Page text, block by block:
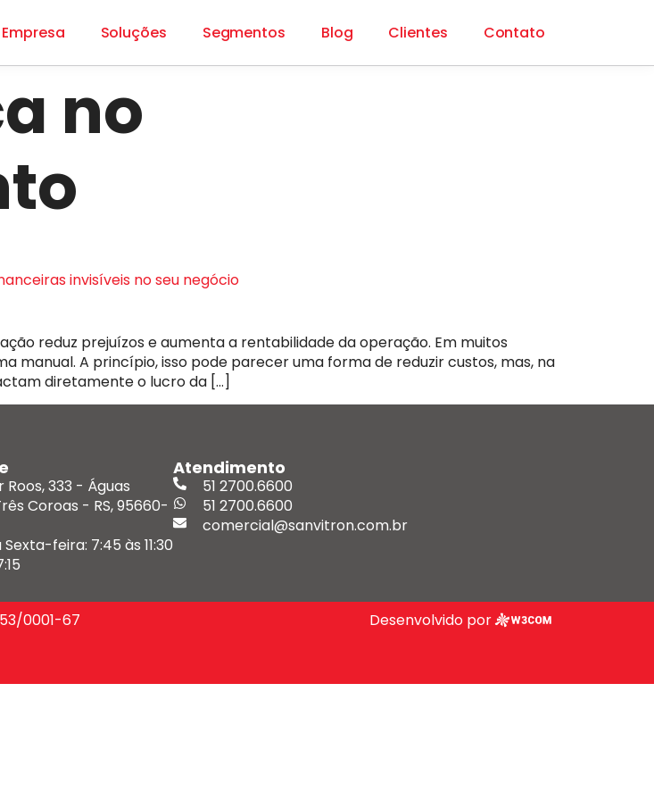
Empresa Soluções Segmentos Blog Clientes Contato
no
invisíveis no seu negócio
reduz prejuízos e aumenta a rentabilidade da operação. Em muitos
A princípio, isso pode parecer uma forma de reduzir custos, mas, na
diretamente o lucro da […]
Roos, 333 - Águas
Coroas - RS, 95660-
feira: 7:45 às 11:30
Atendimento
51 2700.6600
51 2700.6600
comercial@sanvitron.com.br
0001-67 Desenvolvido por